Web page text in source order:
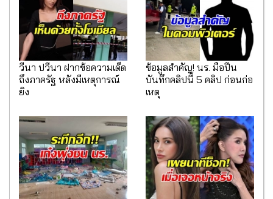
วีนา ปวีนา ฝากข้อความเด็ด
ถึงภาครัฐ หลังมีเหตุการณ์
ยิง
ข้อมูลสำคัญ! นร. มือปืน
บันทึกคลิปนี้ 5 คลิป ก่อนก่อ
เหตุ